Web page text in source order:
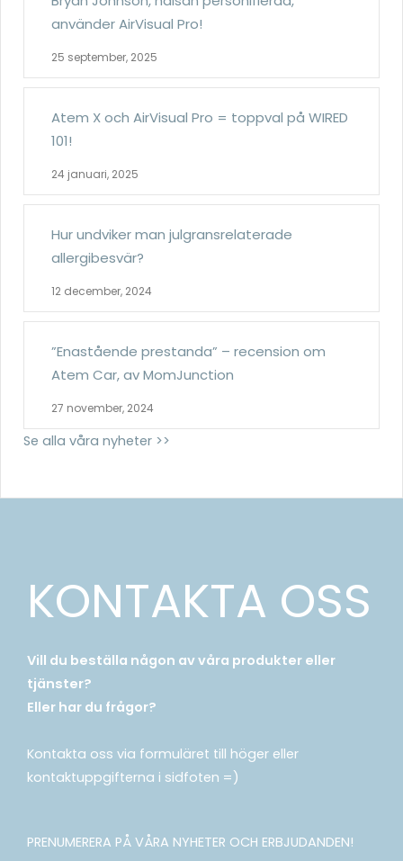
använder AirVisual Pro!
25 september, 2025
Atem X och AirVisual Pro = toppval på WIRED
101!
24 januari, 2025
Hur undviker man julgransrelaterade
allergibesvär?
12 december, 2024
”Enastående prestanda” – recension om
Atem Car, av MomJunction
27 november, 2024
Se alla våra nyheter >>
KONTAKTA OSS
Vill du beställa någon av våra produkter eller
tjänster?
Eller har du frågor?
Kontakta oss via formuläret till höger eller
kontaktuppgifterna i sidfoten =)
PRENUMERERA PÅ VÅRA NYHETER OCH ERBJUDANDEN!